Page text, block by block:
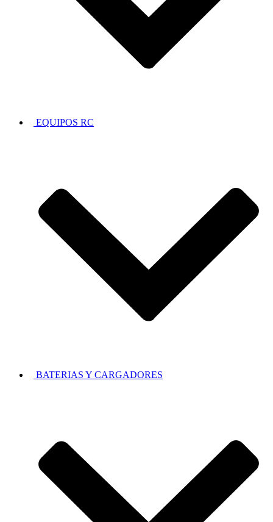
EQUIPOS RC
BATERIAS Y CARGADORES